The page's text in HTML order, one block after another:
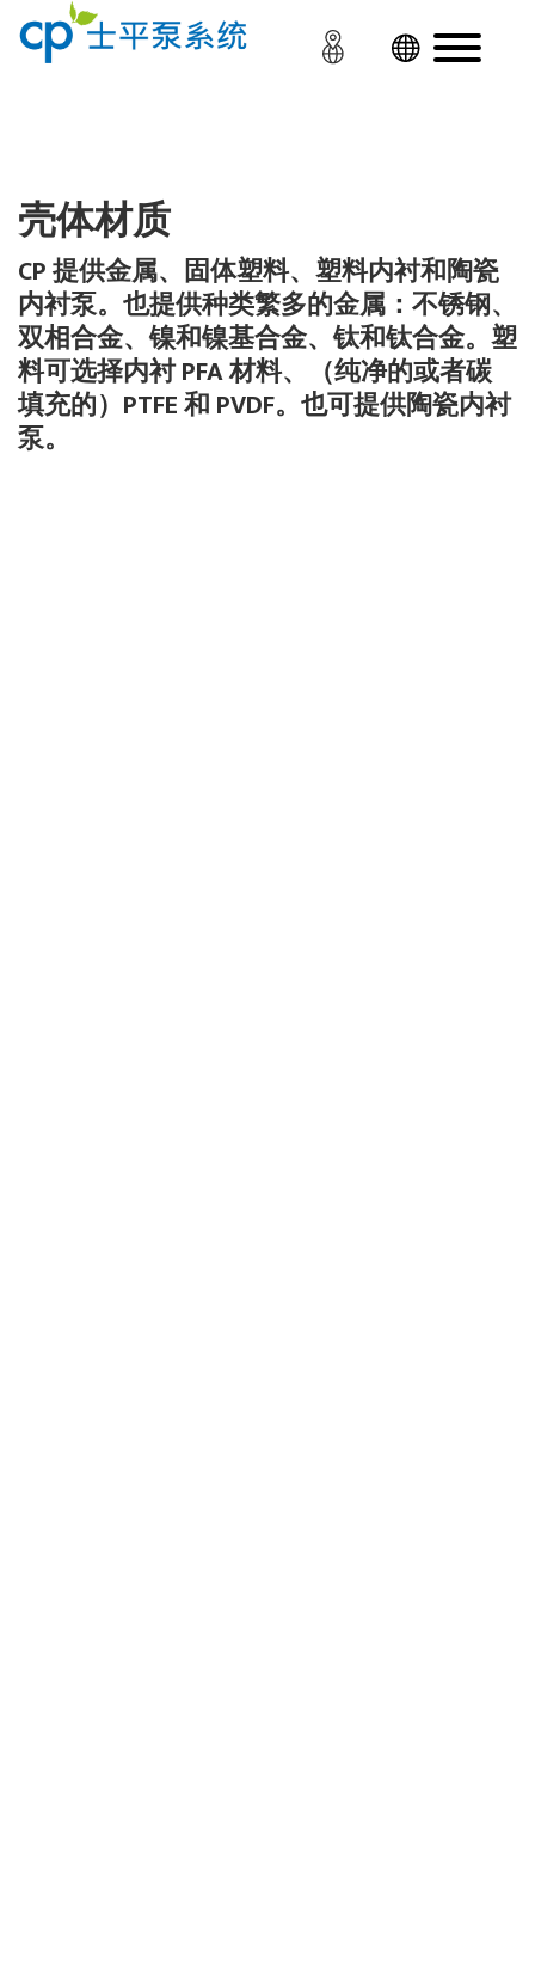
壳体材质
CP 提供金属、固体塑料、塑料内衬和陶瓷
内衬泵。也提供种类繁多的金属：不锈钢、
双相合金、镍和镍基合金、钛和钛合金。塑
料可选择内衬 PFA 材料、（纯净的或者碳
填充的）PTFE 和 PVDF。也可提供陶瓷内衬
泵。